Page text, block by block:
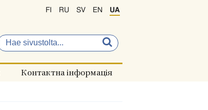
FI RU SV EN UA
Контактна інформація